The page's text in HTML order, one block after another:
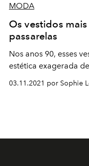
MODA
Os vestidos
passarelas
Nos anos 90, esses
estética exagerada
03.11.2021 por Sophie